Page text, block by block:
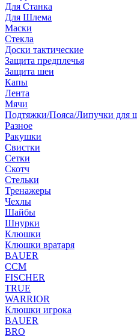
Для Станка
Для Шлема
Маски
Стекла
Доски тактические
Защита предплечья
Защита шеи
Капы
Лента
Мячи
Подтяжки/Пояса/Липучки для
Разное
Ракушки
Свистки
Сетки
Скотч
Стельки
Тренажеры
Чехлы
Шайбы
Шнурки
Клюшки
Клюшки вратаря
BAUER
CCM
FISCHER
TRUE
WARRIOR
Клюшки игрока
BAUER
BRO